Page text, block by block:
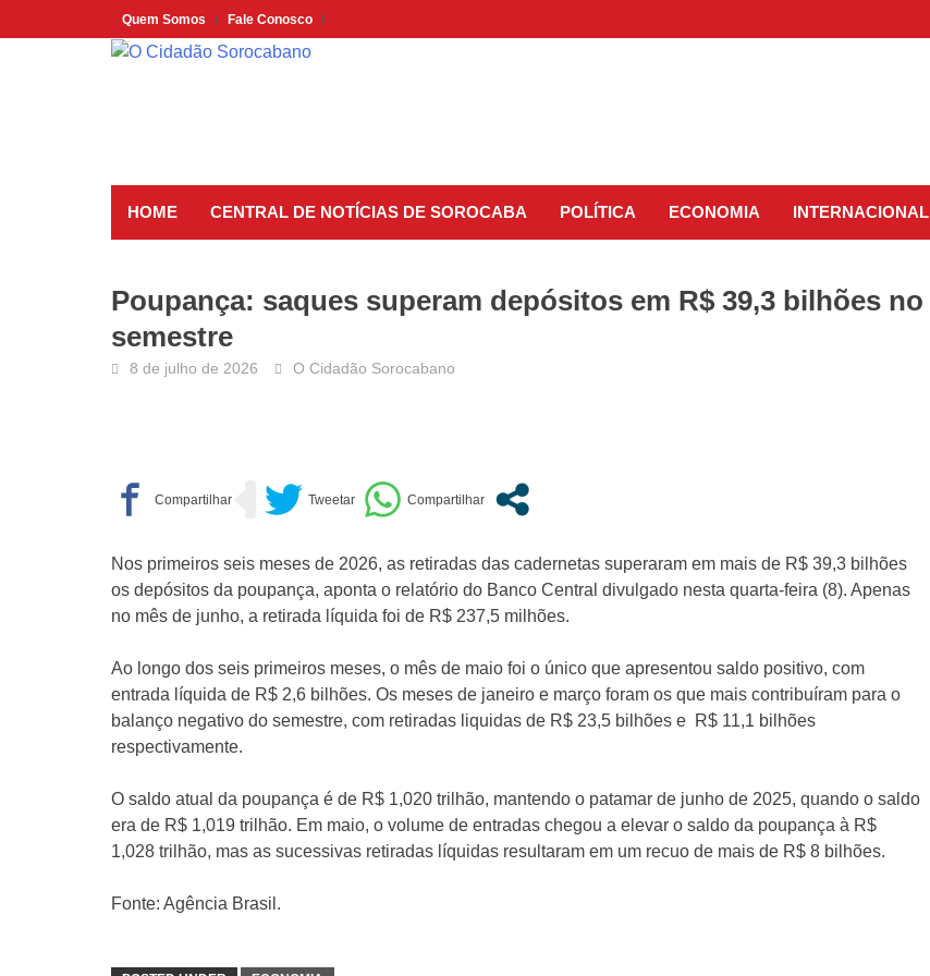
to
Quem Somos Fale Conosco
HOME CENTRAL DE NOTÍCIAS DE SOROCABA POLÍTICA ECONOMIA INTERNACIONAL
Poupança: saques superam depósitos em R$ 39,3 bilhões no
semestre
8 de julho de 2026 O Cidadão Sorocabano
Nos primeiros seis meses de 2026, as retiradas das cadernetas superaram em mais de R$ 39,3 bilhões
os depósitos da poupança, aponta o relatório do Banco Central divulgado nesta quarta-feira (8). Apenas
no mês de junho, a retirada líquida foi de R$ 237,5 milhões.
Ao longo dos seis primeiros meses, o mês de maio foi o único que apresentou saldo positivo, com
entrada líquida de R$ 2,6 bilhões. Os meses de janeiro e março foram os que mais contribuíram para o
balanço negativo do semestre, com retiradas liquidas de R$ 23,5 bilhões e R$ 11,1 bilhões
respectivamente.
O saldo atual da poupança é de R$ 1,020 trilhão, mantendo o patamar de junho de 2025, quando o saldo
era de R$ 1,019 trilhão. Em maio, o volume de entradas chegou a elevar o saldo da poupança à R$
1,028 trilhão, mas as sucessivas retiradas líquidas resultaram em um recuo de mais de R$ 8 bilhões.
Fonte: Agência Brasil.